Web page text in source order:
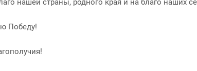
нашей страны, родного края и на благо наших
Победу!